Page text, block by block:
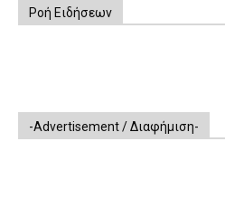
Ροή Ειδήσεων
-Advertisement / Διαφήμιση-